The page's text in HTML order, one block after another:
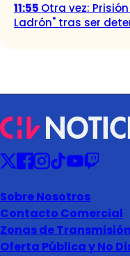
11:55 Otra vez:
Ladrón" tras ser
Sobre Nosotros
Contacto Comercial
Zonas de
Oferta Pública y No